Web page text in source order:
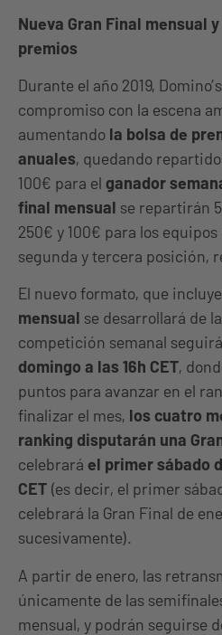
Nueva Gran Final mensual
premios
Durante el año 2019,
compromiso con la escena
aumentando la bolsa de
anuales, quedando
100€ para el ganador
final mensual se repartirán
250€ y 100€ para los
segunda y tercera posición,
El nuevo formato, que
mensual se desarrollará de
competición semanal
domingo a las 16h CET,
puntos para avanzar en el
finalizar el mes, los cuatro
ranking disputarán una
celebrará el primer sábado
CET (es decir, el primer
celebrará la Gran Final de
sucesivamente).
A partir de enero, las
únicamente de las
mensual, y podrán seguirse